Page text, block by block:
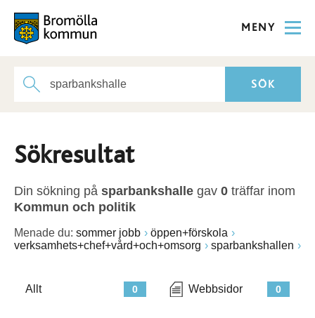
MENY
Sökresultat
Din sökning på sparbankshalle gav 0 träffar inom
Kommun och politik
Menade du: sommer jobb
öppen+förskola
verksamhets+chef+vård+och+omsorg
sparbankshallen
0
Allt 0
Webbsidor